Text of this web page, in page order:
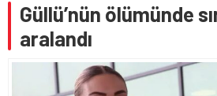
Güllü’nün ölümünde
aralandı